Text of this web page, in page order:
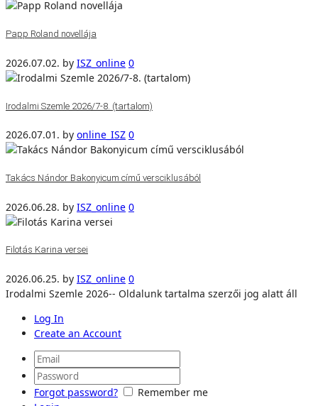
Papp Roland novellája
2026.07.02. by ISZ_online 0
Irodalmi Szemle 2026/7-8. (tartalom)
2026.07.01. by online_ISZ 0
Takács Nándor Bakonyicum című versciklusából
2026.06.28. by ISZ_online 0
Filotás Karina versei
2026.06.25. by ISZ_online 0
Irodalmi Szemle 2026-- Oldalunk tartalma szerzői jog alatt áll
Log In
Create an Account
Forgot password?
Remember me